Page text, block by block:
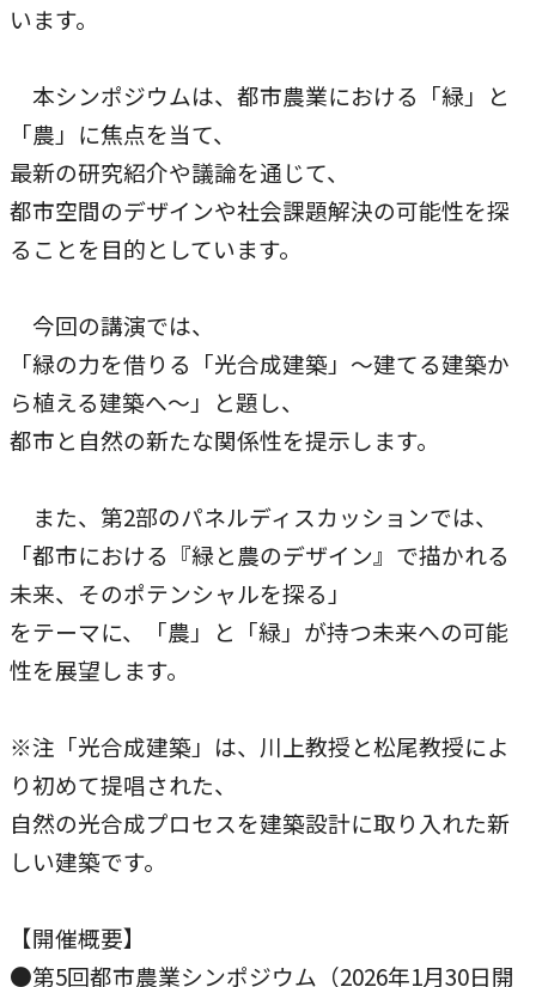
法学研究科
国際言語文化研究科
経済経営学研究科
薬学研究科
看護学研究科
農学研究科
教員紹介
教学関連
全学教育機構
その他（国際協力等）
います。
本シンポジウムは、都市農業における「緑」と
「農」に焦点を当て、
最新の研究紹介や議論を通じて、
都市空間のデザインや社会課題解決の可能性を探
ることを目的としています。
今回の講演では、
「緑の力を借りる「光合成建築」～建てる建築か
ら植える建築へ～」と題し、
都市と自然の新たな関係性を提示します。
また、第2部のパネルディスカッションでは、
「都市における『緑と農のデザイン』で描かれる
未来、そのポテンシャルを探る」
をテーマに、「農」と「緑」が持つ未来への可能
性を展望します。
※注「光合成建築」は、川上教授と松尾教授によ
り初めて提唱された、
自然の光合成プロセスを建築設計に取り入れた新
しい建築です。
【開催概要】
●第5回都市農業シンポジウム（2026年1月30日開